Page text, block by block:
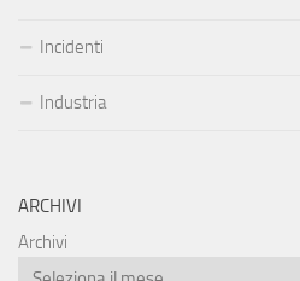
Incidenti
Industria
ARCHIVI
Archivi